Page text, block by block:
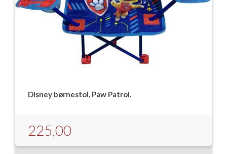
Disney børnestol, Paw Patrol.
225,00